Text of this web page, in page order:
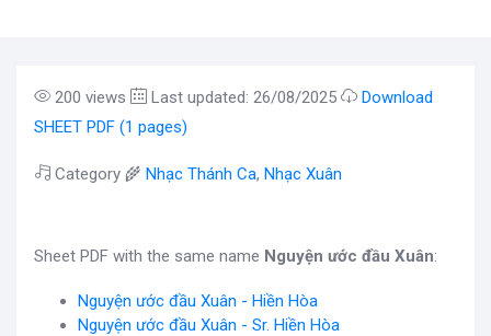
200 views Last updated: 26/08/2025
Download
SHEET PDF (1 pages)
Category 🌾 Nhạc Thánh Ca, Nhạc Xuân
Sheet PDF with the same name Nguyện ước đầu Xuân:
Nguyện ước đầu Xuân - Hiền Hòa
Nguyện ước đầu Xuân - Sr. Hiền Hòa